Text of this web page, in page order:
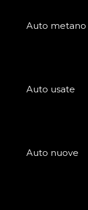
Auto metano
Auto usate
Auto nuove